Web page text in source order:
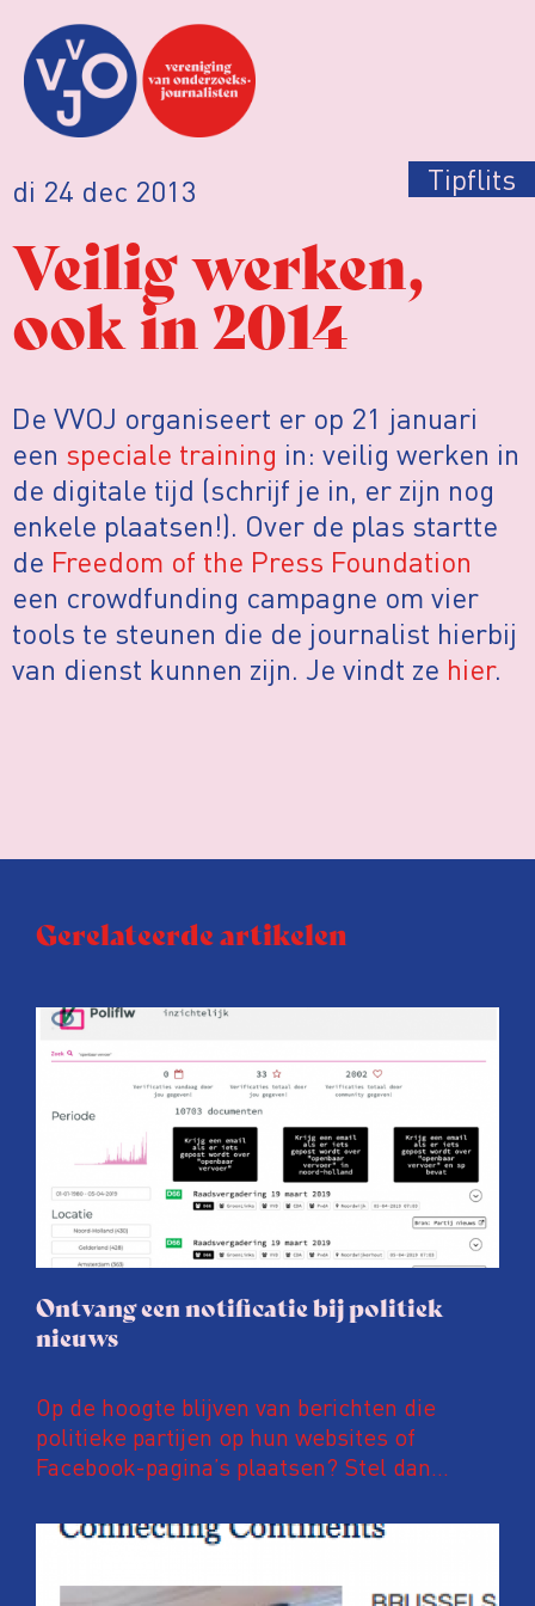
di 24 dec 2013 Tipflits
Veilig werken,
ook in 2014
De VVOJ organiseert er op 21 januari
een speciale training in: veilig werken in
de digitale tijd (schrijf je in, er zijn nog
enkele plaatsen!). Over de plas startte
de Freedom of the Press Foundation
een crowdfunding campagne om vier
tools te steunen die de journalist hierbij
van dienst kunnen zijn. Je vindt ze hier.
Gerelateerde artikelen
Ontvang een notificatie bij politiek
nieuws
Op de hoogte blijven van berichten die
politieke partijen op hun websites of
Facebook-pagina’s plaatsen? Stel dan
zijn meer dan 600.000 nieuwsberichten van
meer dan 800 nationale, regionale en lokale
politieke partijen te vinden. Ben je